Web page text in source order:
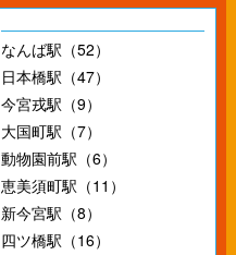
なんば駅（52）
日本橋駅（47）
今宮戎駅（9）
大国町駅（7）
動物園前駅（6）
恵美須町駅（11）
新今宮駅（8）
四ツ橋駅（16）